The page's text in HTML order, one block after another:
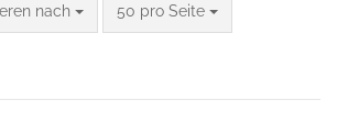
nach
nach 50 pro Seite
pro Seite